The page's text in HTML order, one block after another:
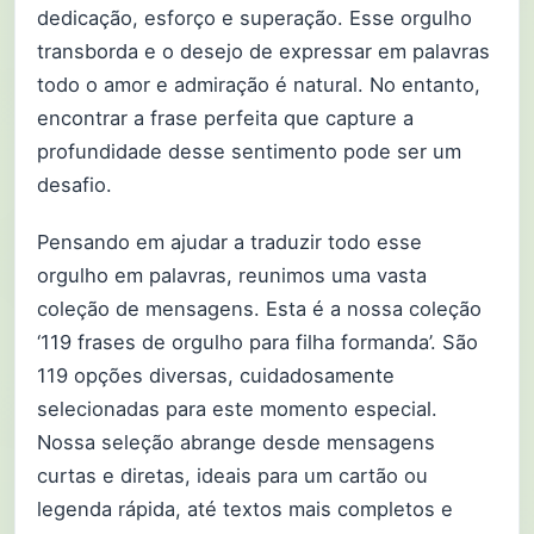
dedicação, esforço e superação. Esse orgulho
transborda e o desejo de expressar em palavras
todo o amor e admiração é natural. No entanto,
encontrar a frase perfeita que capture a
profundidade desse sentimento pode ser um
desafio.
Pensando em ajudar a traduzir todo esse
orgulho em palavras, reunimos uma vasta
coleção de mensagens. Esta é a nossa coleção
‘119 frases de orgulho para filha formanda’. São
119 opções diversas, cuidadosamente
selecionadas para este momento especial.
Nossa seleção abrange desde mensagens
curtas e diretas, ideais para um cartão ou
legenda rápida, até textos mais completos e